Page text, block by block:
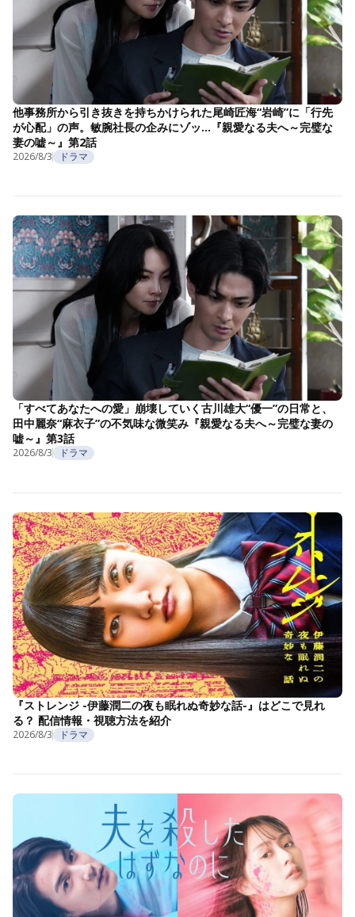
他事務所から引き抜きを持ちかけられた尾崎匠海“岩崎”に「行先
が心配」の声。敏腕社長の企みにゾッ…『親愛なる夫へ～完璧な
妻の嘘～』第2話
2026/8/3 ドラマ
「すべてあなたへの愛」崩壊していく古川雄大“優一”の日常と、
田中麗奈“麻衣子”の不気味な微笑み『親愛なる夫へ～完璧な妻の
嘘～』第3話
2026/8/3 ドラマ
『ストレンジ -伊藤潤二の夜も眠れぬ奇妙な話-』はどこで見れ
る？ 配信情報・視聴方法を紹介
2026/8/3 ドラマ